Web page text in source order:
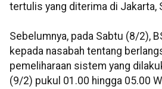
tertulis yang diterima di Jakarta,
Sebelumnya, pada Sabtu (8/2),
kepada nasabah tentang
pemeliharaan sistem yang
(9/2) pukul 01.00 hingga 05.00